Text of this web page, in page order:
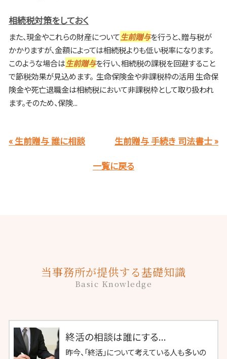
相続税対策をしておく
また、現金やこれらの財産について生前贈与を行うと、贈与税が
かかりますが、金額によっては相続税よりも低い税率になります。
このような場合は生前贈与を行い、相続税の課税を回避すること
で節税効果が見込めます。 生命保険金や非課税枠の活用 生命保
険金や死亡退職金は相続税において非課税枠として取り扱われ
ます。そのため、保険...
« 生前贈与 誰に相談
生前贈与 手続き 司法書士 »
一覧に戻る
当事務所が提供する基礎知識
Basic Knowledge
終活の相談は誰にする...
昨今、「終活」について考えている人も多いの